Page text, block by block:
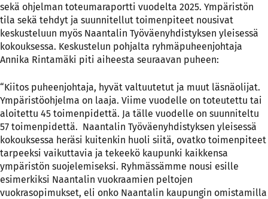
sekä ohjelman toteumaraportti vuodelta 2025. Ympäristön
tila sekä tehdyt ja suunnitellut toimenpiteet nousivat
keskusteluun myös Naantalin Työväenyhdistyksen yleisessä
kokouksessa. Keskustelun pohjalta ryhmäpuheenjohtaja
Annika Rintamäki piti aiheesta seuraavan puheen:
“Kiitos puheenjohtaja, hyvät valtuutetut ja muut läsnäolijat.
Ympäristöohjelma on laaja. Viime vuodelle on toteutettu tai
aloitettu 45 toimenpidettä. Ja tälle vuodelle on suunniteltu
57 toimenpidettä. Naantalin Työväenyhdistyksen yleisessä
kokouksessa heräsi kuitenkin huoli siitä, ovatko toimenpiteet
tarpeeksi vaikuttavia ja tekeekö kaupunki kaikkensa
ympäristön suojelemiseksi. Ryhmässämme nousi esille
esimerkiksi Naantalin vuokraamien peltojen
vuokrasopimukset, eli onko Naantalin kaupungin omistamilla